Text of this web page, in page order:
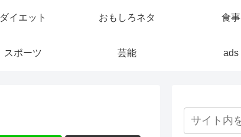
ダイエット おもしろネタ 食事
スポーツ 芸能 ads